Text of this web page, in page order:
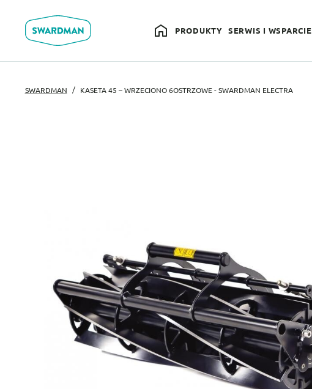
PRODUKTY SERWIS I WSPARCIE
SWARDMAN KASETA 45 – WRZECIONO 6OSTRZOWE - SWARDMAN ELECTRA